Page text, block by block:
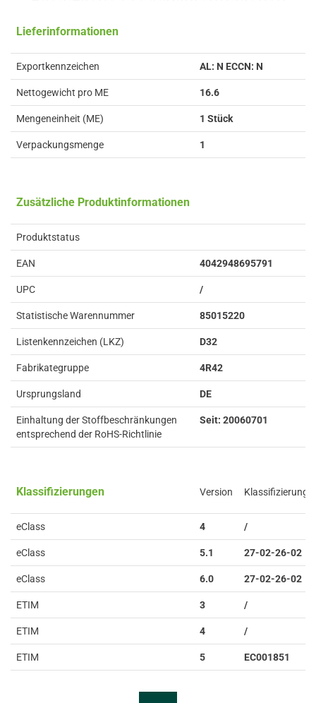
Lieferinformationen
Exportkennzeichen AL: N ECCN: N
Nettogewicht pro ME 16.6
Mengeneinheit (ME) 1 Stück
Verpackungsmenge 1
Zusätzliche Produktinformationen
Produktstatus
EAN 4042948695791
UPC /
Statistische Warennummer 85015220
Listenkennzeichen (LKZ) D32
Fabrikategruppe 4R42
Ursprungsland DE
Einhaltung der Stoffbeschränkungen
entsprechend der RoHS-Richtlinie
Seit: 20060701
Klassifizierungen Version Klassifizierung
eClass 4 /
eClass 5.1 27-02-26-02
eClass 6.0 27-02-26-02
ETIM 3 /
ETIM 4 /
ETIM 5 EC001851